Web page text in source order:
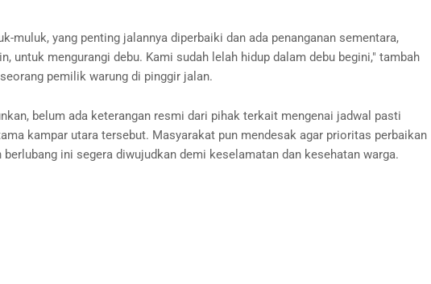
muluk, yang penting jalannya diperbaiki dan ada penanganan sementara,
untuk mengurangi debu. Kami sudah lelah hidup dalam debu begini," tambah
pemilik warung di pinggir jalan.
belum ada keterangan resmi dari pihak terkait mengenai jadwal pasti
kampar utara tersebut. Masyarakat pun mendesak agar prioritas perbaikan
berlubang ini segera diwujudkan demi keselamatan dan kesehatan warga.